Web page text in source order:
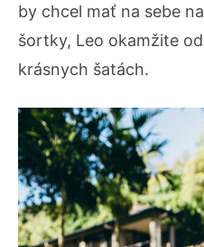
by chcel mať na sebe
šortky, Leo okamžite
krásnych šatách.